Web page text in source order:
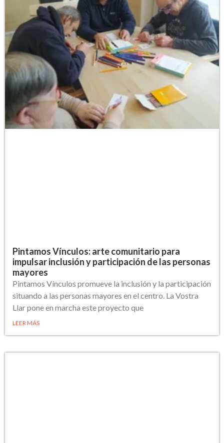
Pintamos Vínculos: arte comunitario para
impulsar inclusión y participación de las personas
mayores
Pintamos Vínculos promueve la inclusión y la participación
situando a las personas mayores en el centro. La Vostra
Llar pone en marcha este proyecto que
LEER MÁS